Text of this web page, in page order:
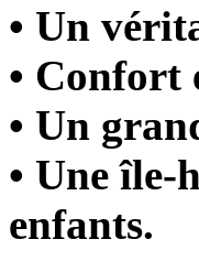
• Un
• Confort
• Un
• Une île-
enfants.